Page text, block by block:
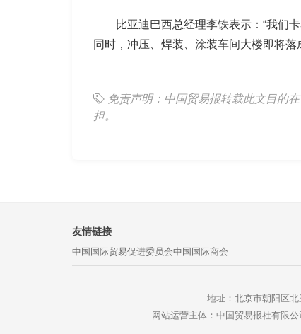
比亚迪巴西总经理李铁表示：“我们
同时，冲压、焊装、涂装车间大楼即将
免责声明：中国贸易报转载此文目的
担。
友情链接
中国国际贸易促进委员会中国国际商会
地址：北京市朝阳区
网站运营主体：中国贸易报社有限公